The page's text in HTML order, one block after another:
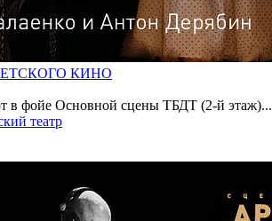
КИНО
в фойе Основной сцены ТБДТ (2-й этаж)...
театр